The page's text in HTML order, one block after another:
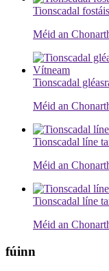
Tionscadal
Méid an
Tionscadal
Méid an
Tionscadal líne
Méid an
Tionscadal líne
Méid an
fúinn